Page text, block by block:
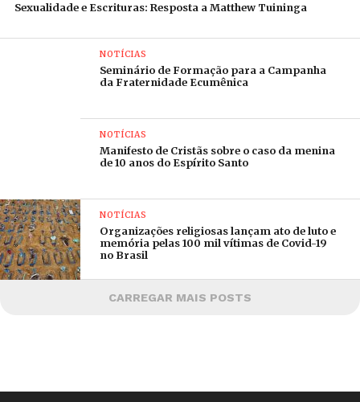
Sexualidade e Escrituras: Resposta a Matthew Tuininga
NOTÍCIAS
Seminário de Formação para a Campanha
da Fraternidade Ecumênica
NOTÍCIAS
Manifesto de Cristãs sobre o caso da menina
de 10 anos do Espírito Santo
NOTÍCIAS
Organizações religiosas lançam ato de luto e
memória pelas 100 mil vítimas de Covid-19
no Brasil
CARREGAR MAIS POSTS